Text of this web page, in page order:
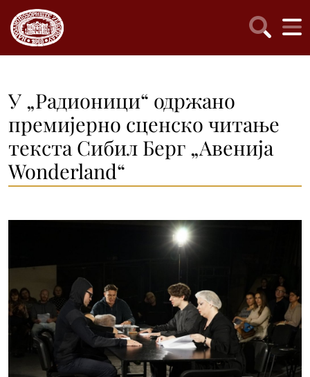
У „Радионици“ одржано
премијерно сценско читање
текста Сибил Берг „Авенија
Wonderland“